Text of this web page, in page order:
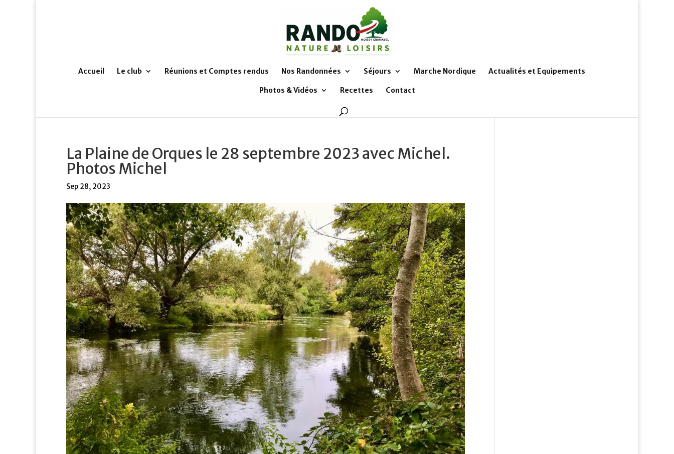
Accueil Le club Réunions et Comptes rendus Nos Randonnées Séjours Marche Nordique Actualités et Equipements
Photos & Vidéos Recettes Contact
La Plaine de Orques le 28 septembre 2023 avec Michel.
Photos Michel
Sep 28, 2023